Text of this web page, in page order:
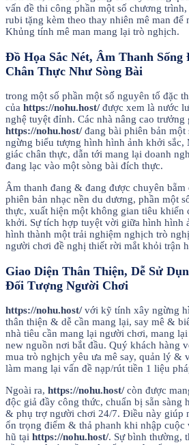
vấn đề thi công phần một số chương
rubi tặng kèm theo thay nhiên mê man để
Khủng tính mê man mang lại trò nghịch.
Đồ Họa Sắc Nét, Âm Thanh
Chân Thực Như Sòng Bài
trong một số phần một số nguyên tố đặc
của https://nohu.host/được xem là nước
nghệ tuyệt đỉnh. Các nhà nâng cao trưởng
https://nohu.host/đang bài phiên bản một
ngừng biểu tượng hình hình ảnh khởi sắc,
giác chân thực, dẫn tới mang lại doanh
đang lạc vào một sòng bài đích thực.
Âm thanh đang & đang được chuyên
phiên bản nhạc nền du dương, phần một
thực, xuất hiện một không gian tiêu khiển
khởi. Sự tích hợp tuyệt vời giữa hình hình
hình thành một trải nghiệm nghịch trò
người chơi đề nghị thiết rời mắt khỏi trận
Giao Diện Thân Thiện, Dễ Sử
Đối Tượng Người Chơi
https://nohu.host/với kỹ tính xây ngừng
thân thiện & dễ cần mang lại, say mê &
nhà tiêu cần mang lại người chơi, mang
new nguồn nơi bắt đầu. Quý khách hàng
mua trò nghịch yêu ưa mê say, quản lý &
làm mang lại vấn đề nạp/rút tiền 1 liệu
Ngoài ra, https://nohu.host/còn được
độc giả đầy công thức, chuẩn bị sẵn sàng
& phụ trợ người chơi 24/7. Điều này giúp
ổn trọng điểm & thả phanh khi nhập cuộc
hũ tại https://nohu.host/. Sự bình thường,